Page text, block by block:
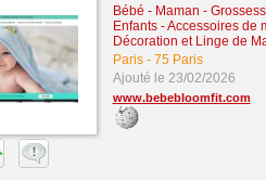
Bébé - Maman -
Enfants - Accessoires de
Décoration et Linge de
Paris- 75 Paris
Ajouté le 23/02/2026
www.bebebloomfit.com